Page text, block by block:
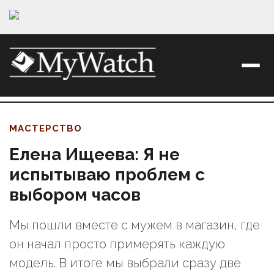
МАСТЕРСТВО
Елена Ищеева: Я не
испытываю проблем с
выбором часов
Мы пошли вместе с мужем в магазин, где
он начал просто примерять каждую
модель. В итоге мы выбрали сразу две